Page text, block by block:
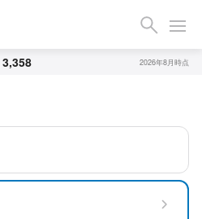
3,358 2026年8月時点